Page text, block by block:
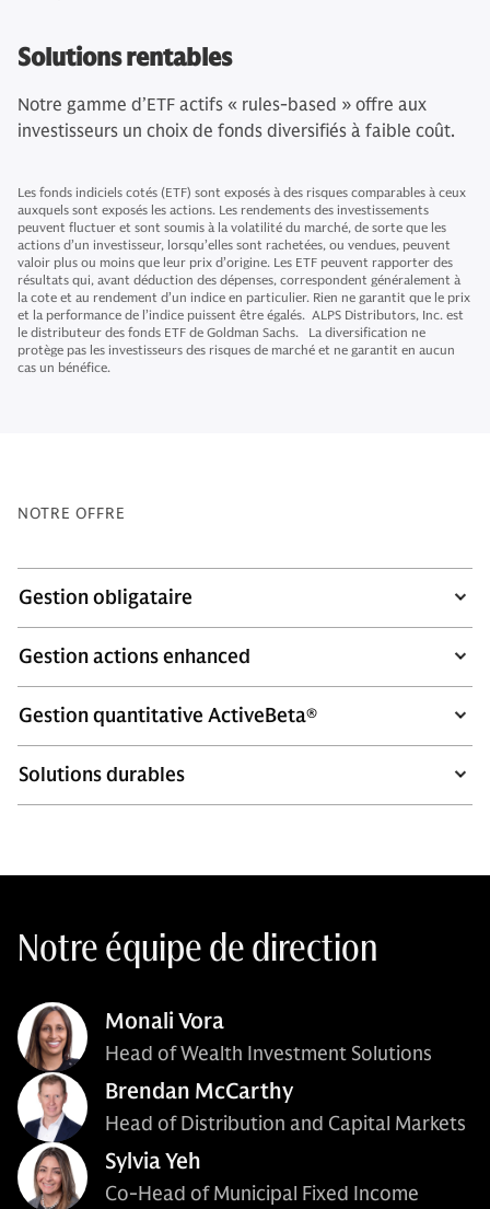
Solutions rentables
Notre gamme d’ETF actifs « rules-based » offre aux
investisseurs un choix de fonds diversifiés à faible coût.
Les fonds indiciels cotés (ETF) sont exposés à des risques comparables à ceux
auxquels sont exposés les actions. Les rendements des investissements
peuvent fluctuer et sont soumis à la volatilité du marché, de sorte que les
actions d’un investisseur, lorsqu’elles sont rachetées, ou vendues, peuvent
valoir plus ou moins que leur prix d’origine. Les ETF peuvent rapporter des
résultats qui, avant déduction des dépenses, correspondent généralement à
la cote et au rendement d’un indice en particulier. Rien ne garantit que le prix
et la performance de l’indice puissent être égalés. ALPS Distributors, Inc. est
le distributeur des fonds ETF de Goldman Sachs. La diversification ne
protège pas les investisseurs des risques de marché et ne garantit en aucun
cas un bénéfice.
NOTRE OFFRE
Gestion obligataire
Gestion actions enhanced
Gestion quantitative ActiveBeta®
Solutions durables
Notre équipe de direction
Monali Vora
Head of Wealth Investment Solutions
Brendan McCarthy
Head of Distribution and Capital Markets
Sylvia Yeh
Co-Head of Municipal Fixed Income